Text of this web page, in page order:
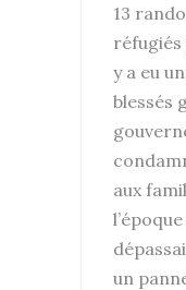
13
y a eu
blessés
aux
un